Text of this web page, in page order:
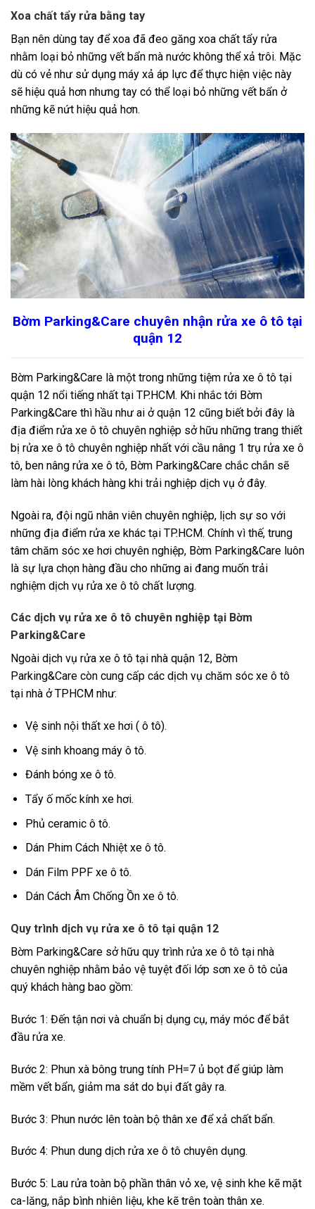
Xoa chất tẩy rửa bằng tay
Bạn nên dùng tay để xoa đã đeo găng xoa chất tẩy rửa
nhằm loại bỏ những vết bẩn mà nước không thể xả trôi. Mặc
dù có vẻ như sử dụng máy xả áp lực để thực hiện việc này
sẽ hiệu quả hơn nhưng tay có thể loại bỏ những vết bẩn ở
những kẽ nứt hiệu quả hơn.
Bờm Parking&Care chuyên nhận rửa xe ô tô tại
quận 12
Bờm Parking&Care là một trong những tiệm rửa xe ô tô tại
quận 12 nổi tiếng nhất tại TP.HCM. Khi nhắc tới Bờm
Parking&Care thì hầu như ai ở quận 12 cũng biết bởi đây là
địa điểm rửa xe ô tô chuyên nghiệp sở hữu những trang thiết
bị rửa xe ô tô chuyên nghiệp nhất với cầu nâng 1 trụ rửa xe ô
tô, ben nâng rửa xe ô tô, Bờm Parking&Care chắc chắn sẽ
làm hài lòng khách hàng khi trải nghiệp dịch vụ ở đây.
Ngoài ra, đội ngũ nhân viên chuyên nghiệp, lịch sự so với
những địa điểm rửa xe khác tại TP.HCM. Chính vì thế, trung
tâm chăm sóc xe hơi chuyên nghiệp, Bờm Parking&Care luôn
là sự lựa chọn hàng đầu cho những ai đang muốn trải
nghiệm dịch vụ rửa xe ô tô chất lượng.
Các dịch vụ rửa xe ô tô chuyên nghiệp tại Bờm
Parking&Care
Ngoài dịch vụ rửa xe ô tô tại nhà quận 12, Bờm
Parking&Care còn cung cấp các dịch vụ chăm sóc xe ô tô
tại nhà ở TPHCM như:
Vệ sinh nội thất xe hơi ( ô tô).
Vệ sinh khoang máy ô tô.
Đánh bóng xe ô tô.
Tẩy ố mốc kính xe hơi.
Phủ ceramic ô tô.
Dán Phim Cách Nhiệt xe ô tô.
Dán Film PPF xe ô tô.
Dán Cách Âm Chống Ồn xe ô tô.
Quy trình dịch vụ rửa xe ô tô tại quận 12
Bờm Parking&Care sở hữu quy trình rửa xe ô tô tại nhà
chuyên nghiệp nhằm bảo vệ tuyệt đối lớp sơn xe ô tô của
quý khách hàng bao gồm:
Bước 1: Đến tận nơi và chuẩn bị dụng cụ, máy móc để bắt
đầu rửa xe.
Bước 2: Phun xà bông trung tính PH=7 ủ bọt để giúp làm
mềm vết bẩn, giảm ma sát do bụi đất gây ra.
Bước 3: Phun nước lên toàn bộ thân xe để xả chất bẩn.
Bước 4: Phun dung dịch rửa xe ô tô chuyên dụng.
Bước 5: Lau rửa toàn bộ phần thân vỏ xe, vệ sinh khe kẽ mặt
ca-lăng, nắp bình nhiên liệu, khe kẽ trên toàn thân xe.